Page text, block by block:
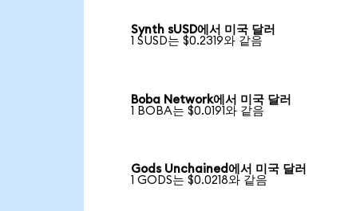
Synth sUSD에서 미국 달러
1 SUSD는 $0.2319와 같음
Boba Network에서 미국 달러
1 BOBA는 $0.0191와 같음
Gods Unchained에서 미국 달러
1 GODS는 $0.0218와 같음